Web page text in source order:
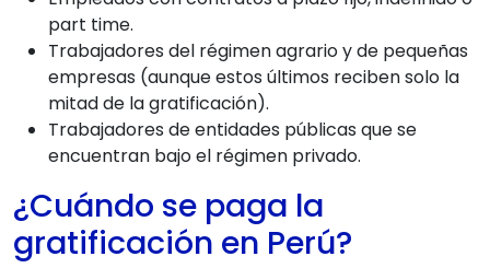
part time.
Trabajadores del régimen agrario y de pequeñas
empresas (aunque estos últimos reciben solo la
mitad de la gratificación).
Trabajadores de entidades públicas que se
encuentran bajo el régimen privado.
¿Cuándo se paga la
gratificación en Perú?